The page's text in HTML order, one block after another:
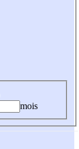
mois